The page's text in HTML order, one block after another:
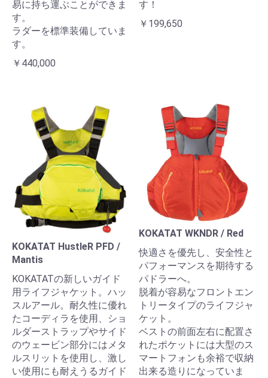
易に持ち運ぶことができま
す。
ラダーを標準装備していま
す。
￥440,000
す！
￥199,650
KOKATAT HustleR PFD /
Mantis
KOKATATの新しいガイド
用ライフジャケット。ハッ
スルアール。耐久性に優れ
たコーディラを使用、ショ
ルダーストラップやサイド
のウェービン部分にはメタ
ルスリットを使用し、激し
い使用にも耐えうるガイド
KOKATAT WKNDR / Red
快適さを優先し、安全性と
パフォーマンスを期待する
パドラーへ。
脱着が容易なフロントエン
トリータイプのライフジャ
ケット。
ベストの前面左右に配置さ
れたポケットには大型のス
マートフォンも余裕で収納
出来る造りになっていま